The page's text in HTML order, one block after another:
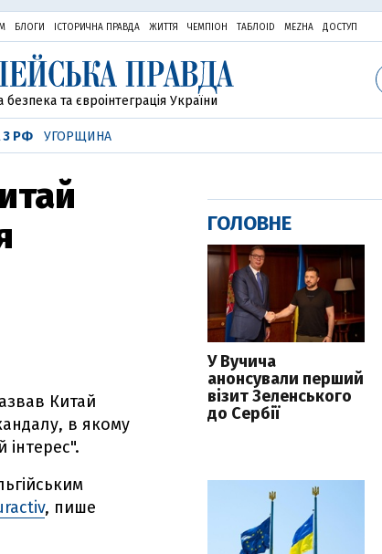
БЛОГИ ІСТОРИЧНА ПРАВДА ЖИТТЯ ЧЕМПІОН ТАБЛОID MEZHA ДОСТУП
та євроінтеграція України
З РФ УГОРЩИНА
Китай
в якому
інтерес".
, пише
ГОЛОВНЕ
У Вучича
анонсували перший
візит Зеленського
до Сербії